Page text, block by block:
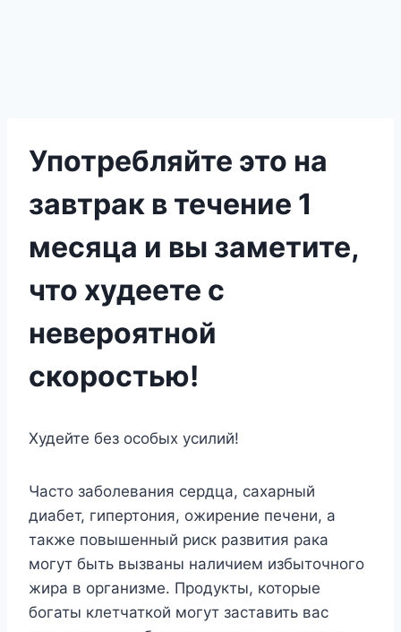
Употребляйте это на
завтрак в течение 1
месяца и вы заметите,
что худеете с
невероятной
скоростью!
Худейте без особых усилий!
Часто заболевания сердца, сахарный
диабет, гипертония, ожирение печени, а
также повышенный риск развития рака
могут быть вызваны наличием избыточного
жира в организме. Продукты, которые
богаты клетчаткой могут заставить вас